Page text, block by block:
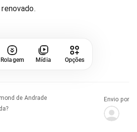
Rolagem Mídia Opções
de Andrade
Envio por